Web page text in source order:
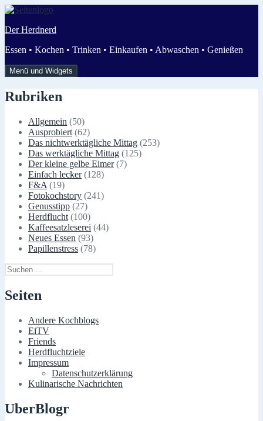
Zum
springen
Der Herdnerd
Essen • Kochen • Trinken • Einkaufen • Abwaschen • Genießen
Menü und Widgets
Rubriken
Allgemein (50)
Ausprobiert (62)
Das nichtwerktägliche Mittag (253)
Das werktägliche Mittag (125)
Der kleine gelbe Eimer(7)
Einfach lecker(128)
F&A (19)
Fotokochstory (241)
Genusstipp (27)
Herdflucht (100)
Kaffeesatzleserei (44)
Neues Essen (93)
Papillenstress (78)
Suchen
nach:
Seiten
Andere Kochblogs
EiTV
Friends
Herdfluchtziele
Impressum
Datenschutzerklärung
Kulinarische Nachrichten
UberBlogr